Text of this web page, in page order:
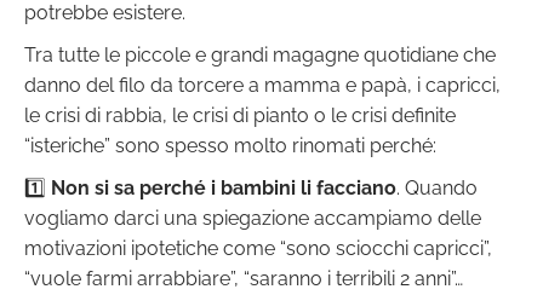
potrebbe esistere.
Tra tutte le piccole e grandi magagne quotidiane che
danno del filo da torcere a mamma e papà, i capricci,
le crisi di rabbia, le crisi di pianto o le crisi definite
“isteriche” sono spesso molto rinomati perché:
1️⃣ Non si sa perché i bambini li facciano. Quando
vogliamo darci una spiegazione accampiamo delle
motivazioni ipotetiche come “sono sciocchi capricci”,
“vuole farmi arrabbiare”, “saranno i terribili 2 anni”…